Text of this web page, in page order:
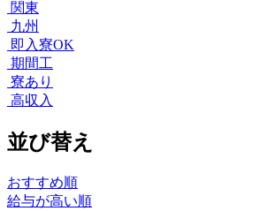
関東
九州
即入寮OK
期間工
寮あり
高収入
並び替え
おすすめ順
給与が高い順